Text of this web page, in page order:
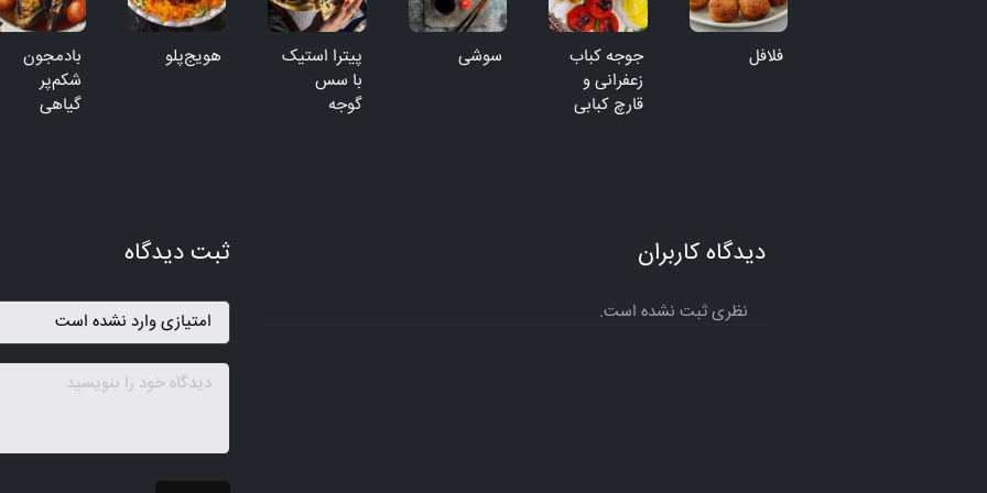
فلافل
جوجه کباب
زعفرانی و
قارچ کبابی
سوشی
پیترا استیک
با سس
گوجه
هویج‌پلو
بادمجون
شکم‌پر
گیاهی
دیدگاه کاربران
نظری ثبت نشده است.
ثبت دیدگاه